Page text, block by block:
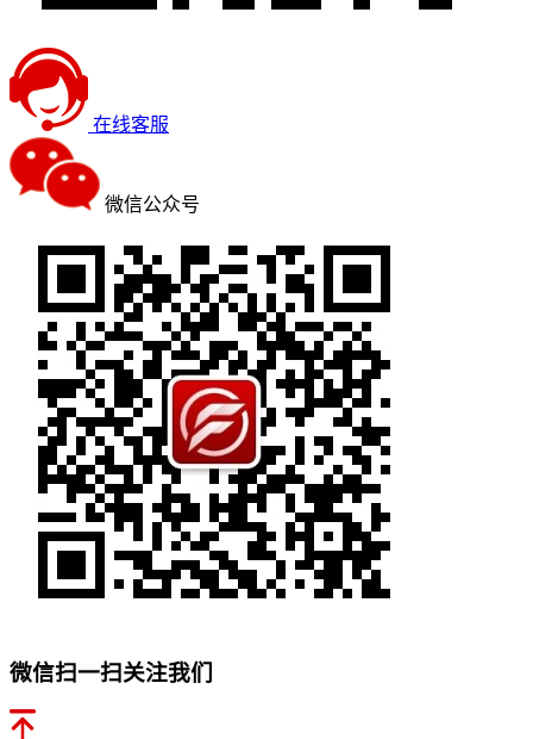
在线客服
微信公众号
微信扫一扫关注我们